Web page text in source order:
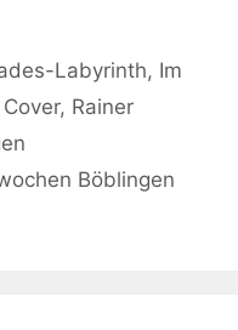
Labyrinth, Im
, Rainer
Böblingen